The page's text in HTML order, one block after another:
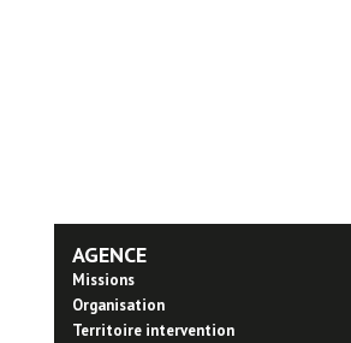
AGENCE
Missions
Organisation
Territoire intervention